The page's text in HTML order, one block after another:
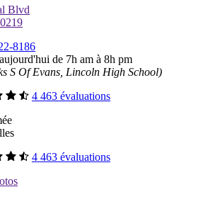
Blvd
8186
de 7h am à 8h pm
S Of Evans, Lincoln High School)
4 463 évaluations
4 463 évaluations